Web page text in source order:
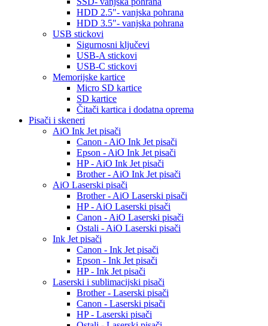
HDD 2.5"- vanjska pohrana
HDD 3.5"- vanjska pohrana
USB stickovi
Sigurnosni ključevi
USB-A stickovi
USB-C stickovi
Memorijske kartice
Micro SD kartice
SD kartice
Čitači kartica i dodatna oprema
Pisači i skeneri
AiO Ink Jet pisači
Canon - AiO Ink Jet pisači
Epson - AiO Ink Jet pisači
HP - AiO Ink Jet pisači
Brother - AiO Ink Jet pisači
AiO Laserski pisači
Brother - AiO Laserski pisači
HP - AiO Laserski pisači
Canon - AiO Laserski pisači
Ostali - AiO Laserski pisači
Ink Jet pisači
Canon - Ink Jet pisači
Epson - Ink Jet pisači
HP - Ink Jet pisači
Laserski i sublimacijski pisači
Brother - Laserski pisači
Canon - Laserski pisači
HP - Laserski pisači